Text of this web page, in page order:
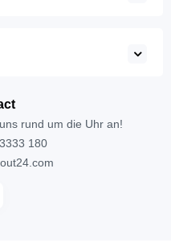
rund um die Uhr an!
180